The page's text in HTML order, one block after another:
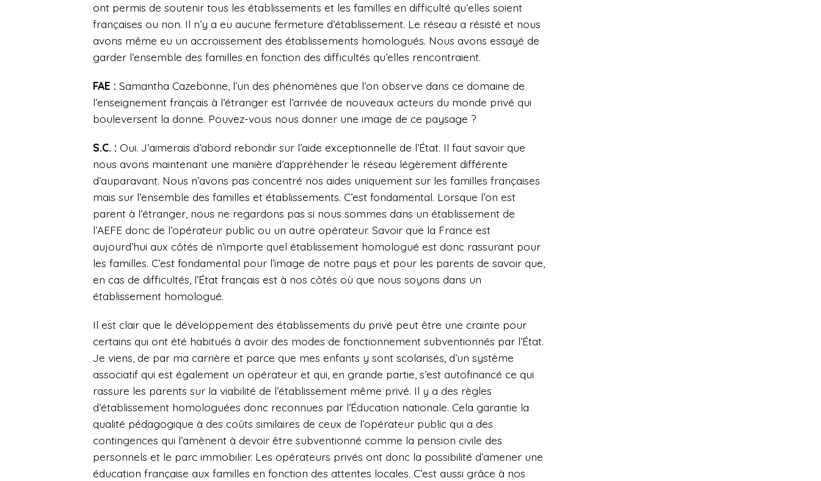
ont permis de soutenir tous les établissements et les familles en difficulté qu’elles soient
françaises ou non. Il n’y a eu aucune fermeture d’établissement. Le réseau a résisté et nous
avons même eu un accroissement des établissements homologués. Nous avons essayé de
garder l’ensemble des familles en fonction des difficultés qu’elles rencontraient.
FAE : Samantha Cazebonne, l’un des phénomènes que l’on observe dans ce domaine de
l’enseignement français à l’étranger est l’arrivée de nouveaux acteurs du monde privé qui
bouleversent la donne. Pouvez-vous nous donner une image de ce paysage ?
S.C. : Oui. J’aimerais d’abord rebondir sur l’aide exceptionnelle de l’État. Il faut savoir que
nous avons maintenant une manière d’appréhender le réseau légèrement différente
d’auparavant. Nous n’avons pas concentré nos aides uniquement sur les familles françaises
mais sur l’ensemble des familles et établissements. C’est fondamental. Lorsque l’on est
parent à l’étranger, nous ne regardons pas si nous sommes dans un établissement de
l’AEFE donc de l’opérateur public ou un autre opérateur. Savoir que la France est
aujourd’hui aux côtés de n’importe quel établissement homologué est donc rassurant pour
les familles. C’est fondamental pour l’image de notre pays et pour les parents de savoir que,
en cas de difficultés, l’État français est à nos côtés où que nous soyons dans un
établissement homologué.
Il est clair que le développement des établissements du privé peut être une crainte pour
certains qui ont été habitués à avoir des modes de fonctionnement subventionnés par l’État.
Je viens, de par ma carrière et parce que mes enfants y sont scolarisés, d’un système
associatif qui est également un opérateur et qui, en grande partie, s’est autofinancé ce qui
rassure les parents sur la viabilité de l’établissement même privé. Il y a des règles
d’établissement homologuées donc reconnues par l’Éducation nationale. Cela garantie la
qualité pédagogique à des coûts similaires de ceux de l’opérateur public qui a des
contingences qui l’amènent à devoir être subventionné comme la pension civile des
personnels et le parc immobilier. Les opérateurs privés ont donc la possibilité d’amener une
éducation française aux familles en fonction des attentes locales. C’est aussi grâce à nos